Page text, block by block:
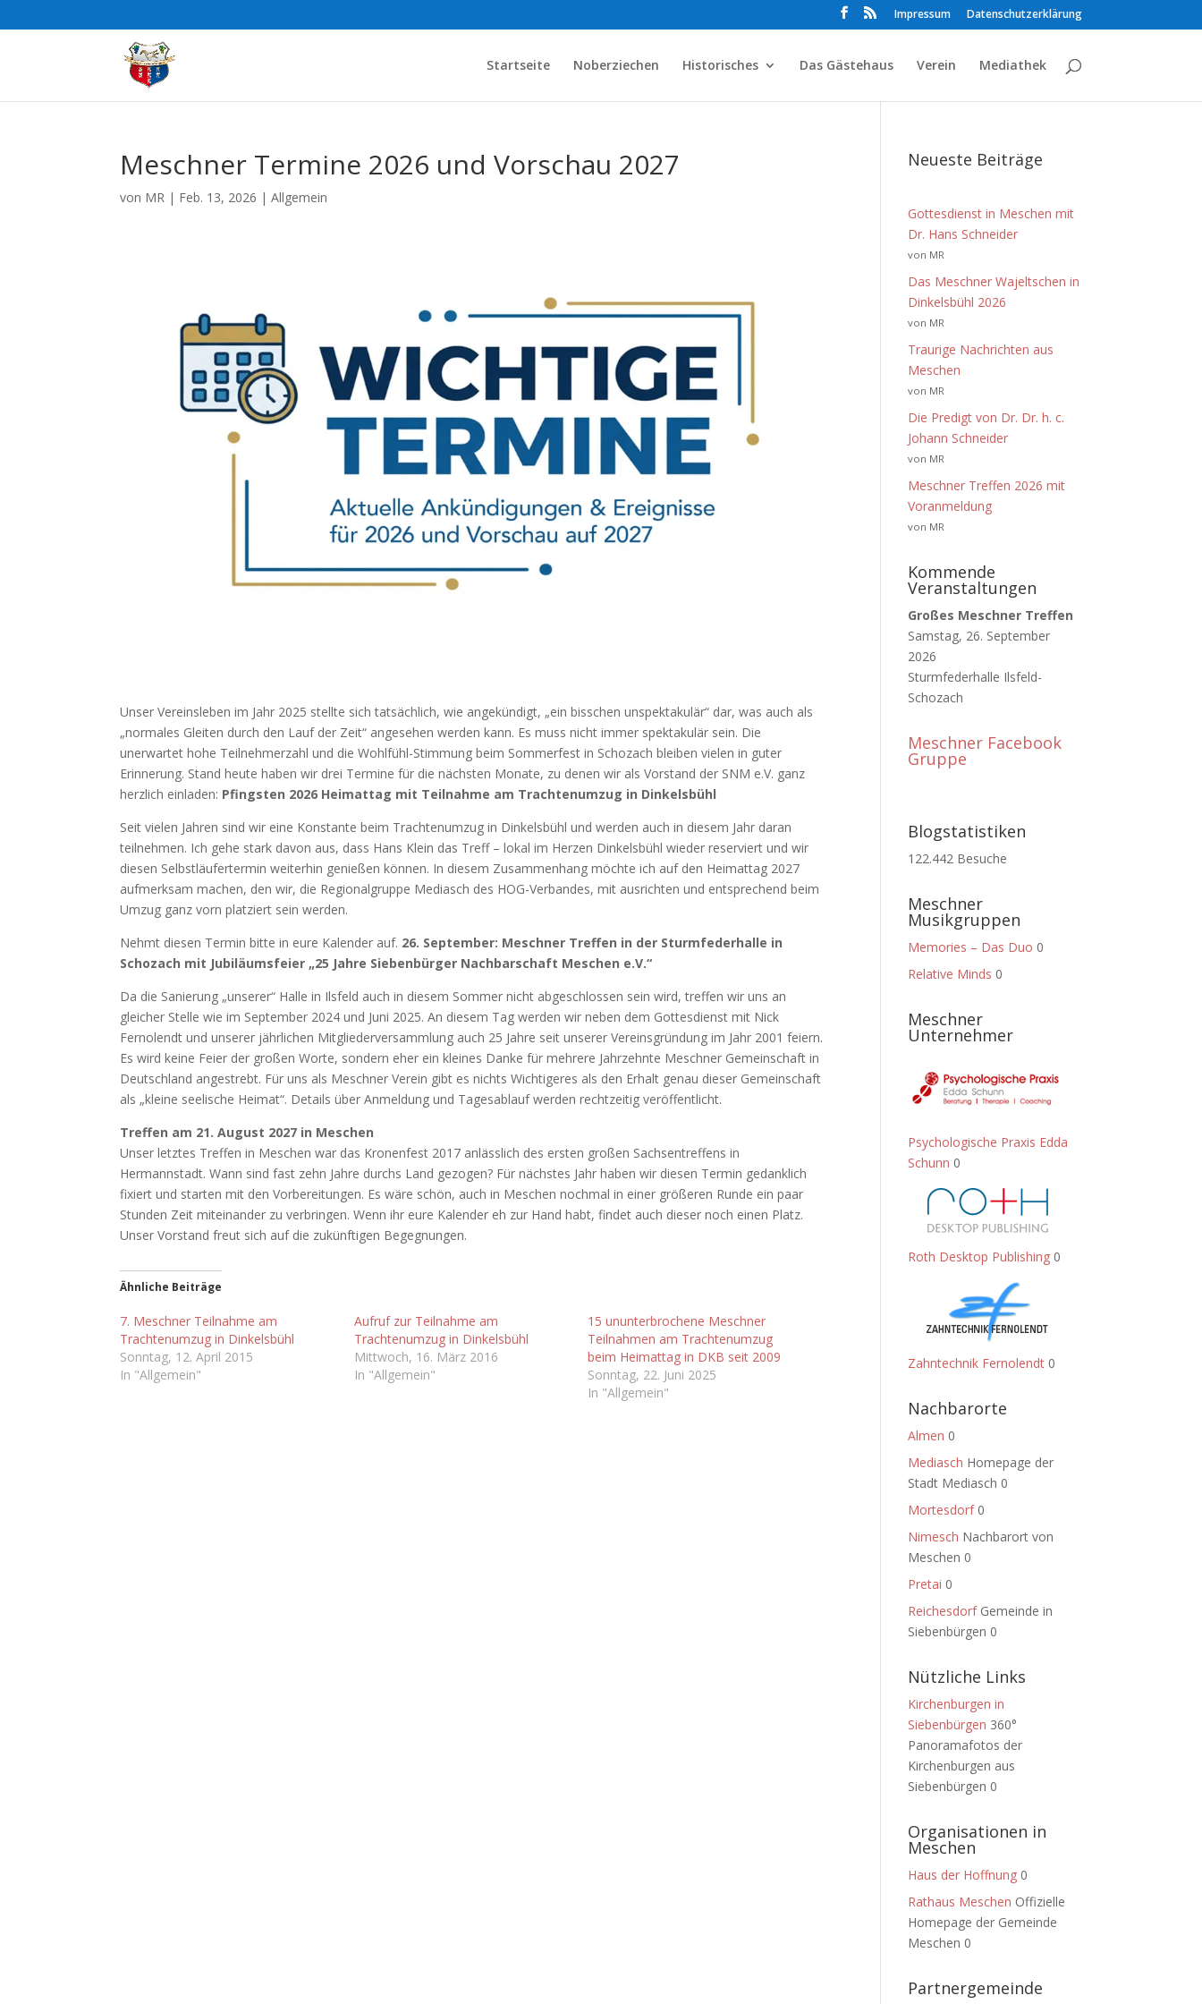
Impressum Datenschutzerklärung
Startseite Noberziechen Historisches Das Gästehaus Verein Mediathek
Meschner Termine 2026 und Vorschau 2027
von MR | Feb. 13, 2026 |Allgemein
Unser Vereinsleben im Jahr 2025 stellte sich tatsächlich, wie angekündigt, „ein bisschen unspektakulär“ dar, was auch als
„normales Gleiten durch den Lauf der Zeit“ angesehen werden kann. Es muss nicht immer spektakulär sein. Die
unerwartet hohe Teilnehmerzahl und die Wohlfühl-Stimmung beim Sommerfest in Schozach bleiben vielen in guter
Erinnerung. Stand heute haben wir drei Termine für die nächsten Monate, zu denen wir als Vorstand der SNM e.V. ganz
herzlich einladen: Pfingsten 2026 Heimattag mit Teilnahme am Trachtenumzug in Dinkelsbühl
Seit vielen Jahren sind wir eine Konstante beim Trachtenumzug in Dinkelsbühl und werden auch in diesem Jahr daran
teilnehmen. Ich gehe stark davon aus, dass Hans Klein das Treff – lokal im Herzen Dinkelsbühl wieder reserviert und wir
diesen Selbstläufertermin weiterhin genießen können. In diesem Zusammenhang möchte ich auf den Heimattag 2027
aufmerksam machen, den wir, die Regionalgruppe Mediasch des HOG-Verbandes, mit ausrichten und entsprechend beim
Umzug ganz vorn platziert sein werden.
Nehmt diesen Termin bitte in eure Kalender auf. 26. September: Meschner Treffen in der Sturmfederhalle in
Schozach mit Jubiläumsfeier „25 Jahre Siebenbürger Nachbarschaft Meschen e.V.“
Da die Sanierung „unserer“ Halle in Ilsfeld auch in diesem Sommer nicht abgeschlossen sein wird, treffen wir uns an
gleicher Stelle wie im September 2024 und Juni 2025. An diesem Tag werden wir neben dem Gottesdienst mit Nick
Fernolendt und unserer jährlichen Mitgliederversammlung auch 25 Jahre seit unserer Vereinsgründung im Jahr 2001 feiern.
Es wird keine Feier der großen Worte, sondern eher ein kleines Danke für mehrere Jahrzehnte Meschner Gemeinschaft in
Deutschland angestrebt. Für uns als Meschner Verein gibt es nichts Wichtigeres als den Erhalt genau dieser Gemeinschaft
als „kleine seelische Heimat“. Details über Anmeldung und Tagesablauf werden rechtzeitig veröffentlicht.
Treffen am 21. August 2027 in Meschen
Unser letztes Treffen in Meschen war das Kronenfest 2017 anlässlich des ersten großen Sachsentreffens in
Hermannstadt. Wann sind fast zehn Jahre durchs Land gezogen? Für nächstes Jahr haben wir diesen Termin gedanklich
fixiert und starten mit den Vorbereitungen. Es wäre schön, auch in Meschen nochmal in einer größeren Runde ein paar
Stunden Zeit miteinander zu verbringen. Wenn ihr eure Kalender eh zur Hand habt, findet auch dieser noch einen Platz.
Unser Vorstand freut sich auf die zukünftigen Begegnungen.
Ähnliche Beiträge
7. Meschner Teilnahme am
Trachtenumzug in Dinkelsbühl
Sonntag, 12. April 2015
In "Allgemein"
Aufruf zur Teilnahme am
Trachtenumzug in Dinkelsbühl
Mittwoch, 16. März 2016
In "Allgemein"
15 ununterbrochene Meschner
Teilnahmen am Trachtenumzug
beim Heimattag in DKB seit 2009
Sonntag, 22. Juni 2025
In "Allgemein"
Neueste Beiträge
Gottesdienst in Meschen mit
Dr. Hans Schneider
von MR
Das Meschner Wajeltschen in
Dinkelsbühl 2026
von MR
Traurige Nachrichten aus
Meschen
von MR
Die Predigt von Dr. Dr. h. c.
Johann Schneider
von MR
Meschner Treffen 2026 mit
Voranmeldung
von MR
Kommende
Veranstaltungen
Großes Meschner Treffen
Samstag, 26. September
2026
Sturmfederhalle Ilsfeld-
Schozach
Meschner Facebook
Gruppe
Blogstatistiken
122.442 Besuche
Meschner
Musikgruppen
Memories – Das Duo 0
Relative Minds 0
Meschner
Unternehmer
Psychologische Praxis Edda
Schunn 0
Roth Desktop Publishing 0
Zahntechnik Fernolendt 0
Nachbarorte
Almen 0
Mediasch Homepage der
Stadt Mediasch 0
Mortesdorf0
Nimesch Nachbarort von
Meschen 0
Pretai 0
ReichesdorfGemeinde in
Siebenbürgen 0
Nützliche Links
Kirchenburgen in
Siebenbürgen 360°
Panoramafotos der
Kirchenburgen aus
Siebenbürgen 0
Organisationen in
Meschen
Haus der Hoffnung 0
Rathaus Meschen Offizielle
Homepage der Gemeinde
Meschen 0
Partnergemeinde